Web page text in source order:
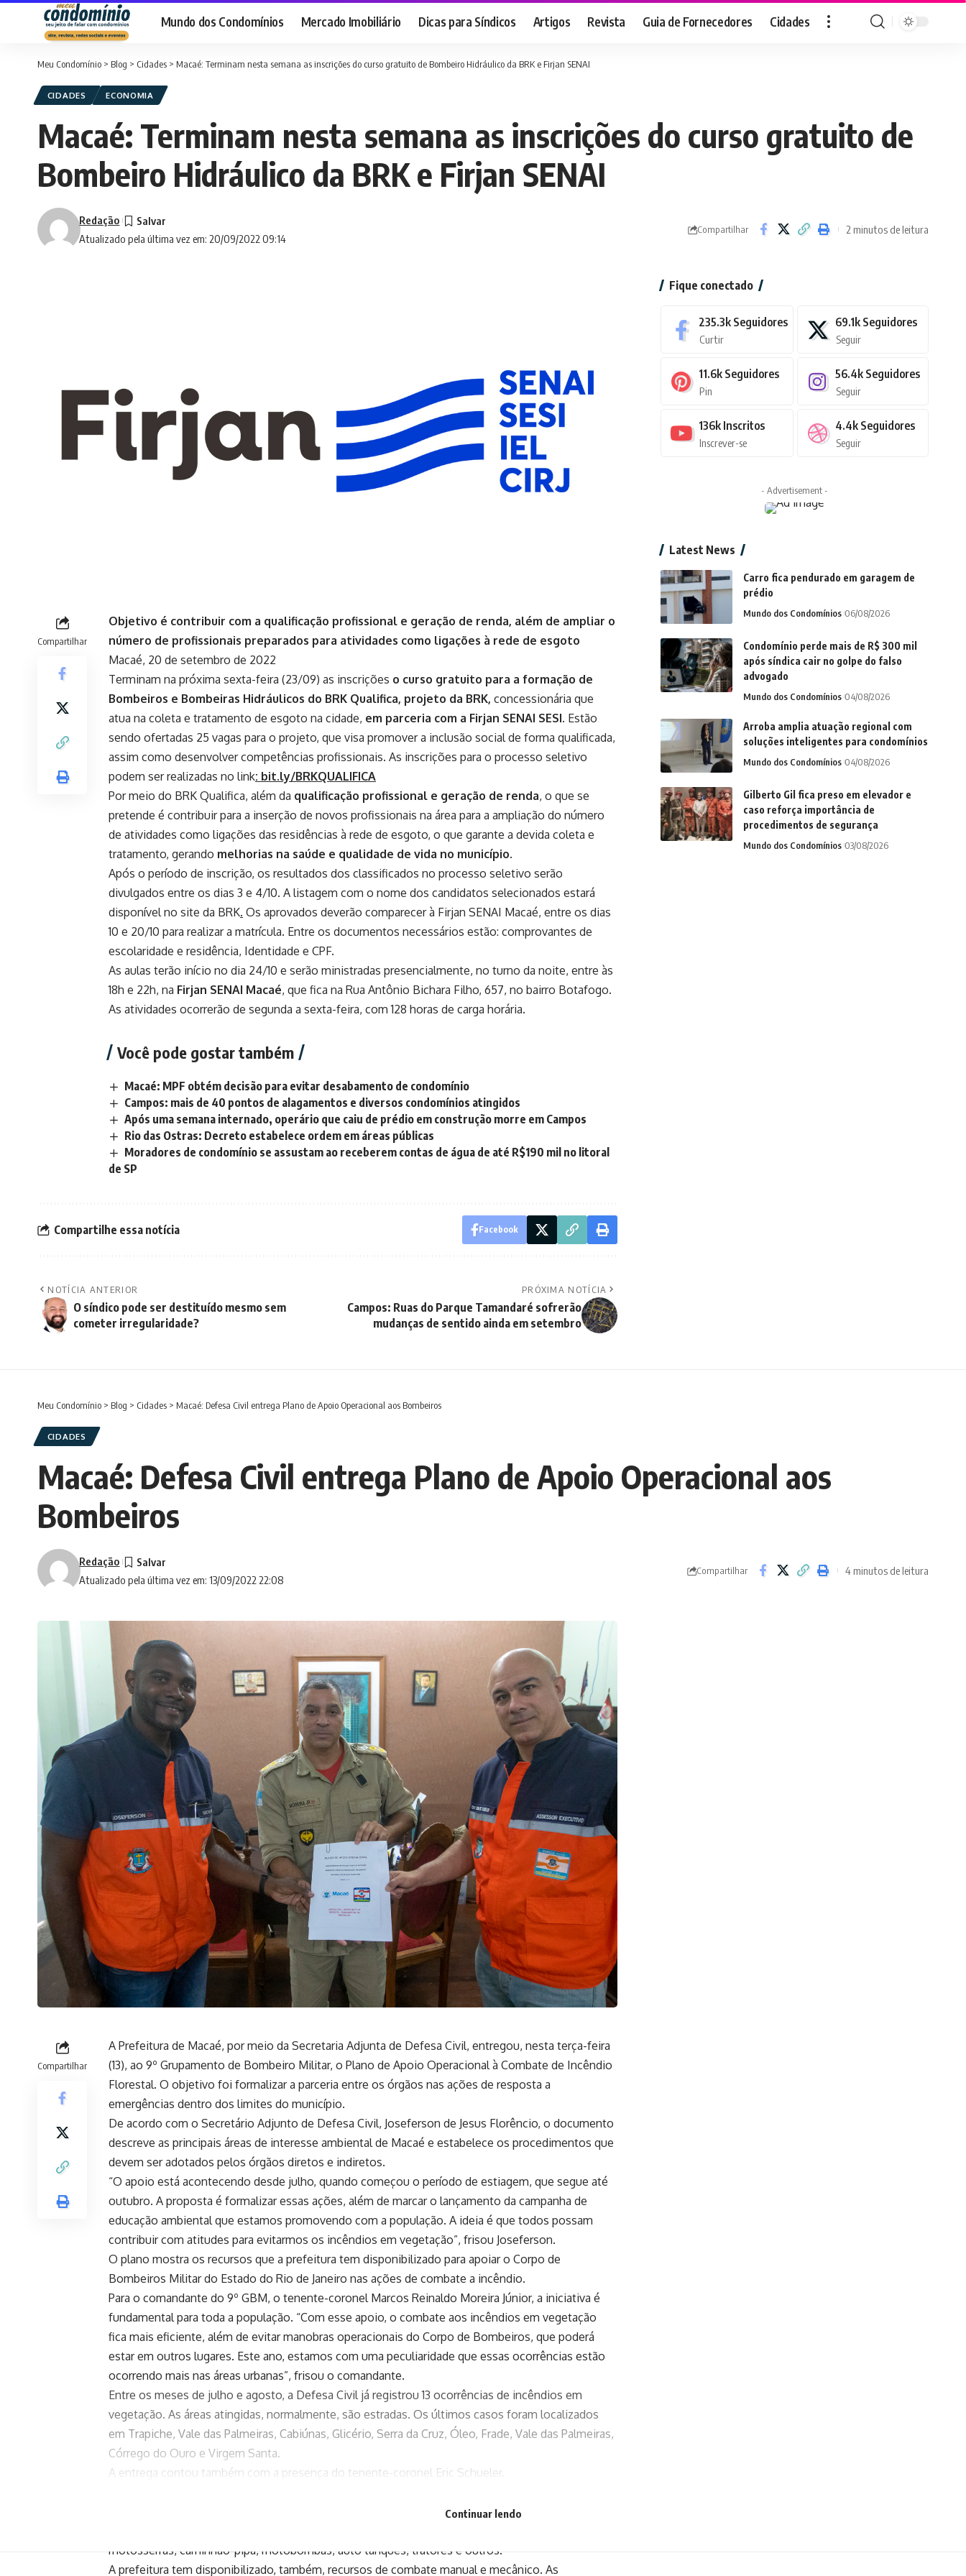
Mundo dos Condomínios Mercado Imobiliário Dicas para Síndicos Artigos Revista Guia de Fornecedores Cidades
Meu Condomínio > Blog > Cidades > Macaé: Terminam nesta semana as inscrições do curso gratuito de Bombeiro Hidráulico da BRK e Firjan SENAI
CIDADES ECONOMIA
Macaé: Terminam nesta semana as inscrições do curso gratuito de
Bombeiro Hidráulico da BRK e Firjan SENAI
Atualizado pela última vez em: 20/09/2022 09:14
Redação
Compartilhar 2 minutos de leitura
Compartilhar
Objetivo é contribuir com a qualificação profissional e geração de renda, além de ampliar o
número de profissionais preparados para atividades como ligações à rede de esgoto
Macaé, 20 de setembro de 2022
Terminam na próxima sexta-feira (23/09) as inscrições o curso gratuito para a formação de
Bombeiros e Bombeiras Hidráulicos do BRK Qualifica, projeto da BRK, concessionária que
atua na coleta e tratamento de esgoto na cidade, em parceria com a Firjan SENAI SESI. Estão
sendo ofertadas 25 vagas para o projeto, que visa promover a inclusão social de forma qualificada,
assim como desenvolver competências profissionais. As inscrições para o processo seletivo
podem ser realizadas no link: bit.ly/BRKQUALIFICA
Por meio do BRK Qualifica, além da qualificação profissional e geração de renda, o que se
pretende é contribuir para a inserção de novos profissionais na área para a ampliação do número
de atividades como ligações das residências à rede de esgoto, o que garante a devida coleta e
tratamento, gerando melhorias na saúde e qualidade de vida no município.
Após o período de inscrição, os resultados dos classificados no processo seletivo serão
divulgados entre os dias 3 e 4/10. A listagem com o nome dos candidatos selecionados estará
disponível no site da BRK. Os aprovados deverão comparecer à Firjan SENAI Macaé, entre os dias
10 e 20/10 para realizar a matrícula. Entre os documentos necessários estão: comprovantes de
escolaridade e residência, Identidade e CPF.
As aulas terão início no dia 24/10 e serão ministradas presencialmente, no turno da noite, entre às
18h e 22h, na Firjan SENAI Macaé, que fica na Rua Antônio Bichara Filho, 657, no bairro Botafogo.
As atividades ocorrerão de segunda a sexta-feira, com 128 horas de carga horária.
Você pode gostar também
Macaé: MPF obtém decisão para evitar desabamento de condomínio
Campos: mais de 40 pontos de alagamentos e diversos condomínios atingidos
Após uma semana internado, operário que caiu de prédio em construção morre em Campos
Rio das Ostras: Decreto estabelece ordem em áreas públicas
Moradores de condomínio se assustam ao receberem contas de água de até R$190 mil no litoral
de SP
Compartilhe essa notícia Facebook
NOTÍCIA ANTERIOR
O síndico pode ser destituído mesmo sem
cometer irregularidade?
PRÓXIMA NOTÍCIA
Campos: Ruas do Parque Tamandaré sofrerão
mudanças de sentido ainda em setembro
Fique conectado
235.3k Seguidores
Curtir
69.1k Seguidores
Seguir
11.6k Seguidores
Pin
56.4k Seguidores
Seguir
136k Inscritos
Inscrever-se
4.4k Seguidores
Seguir
- Advertisement -
Latest News
Carro fica pendurado em garagem de
prédio
Mundo dos Condomínios 06/08/2026
Condomínio perde mais de R$ 300 mil
após síndica cair no golpe do falso
advogado
Mundo dos Condomínios 04/08/2026
Arroba amplia atuação regional com
soluções inteligentes para condomínios
Mundo dos Condomínios 04/08/2026
Gilberto Gil fica preso em elevador e
caso reforça importância de
procedimentos de segurança
Mundo dos Condomínios 03/08/2026
Meu Condomínio > Blog > Cidades > Macaé: Defesa Civil entrega Plano de Apoio Operacional aos Bombeiros
CIDADES
Macaé: Defesa Civil entrega Plano de Apoio Operacional aos
Bombeiros
Atualizado pela última vez em: 13/09/2022 22:08
Redação
Compartilhar 4 minutos de leitura
Compartilhar
A Prefeitura de Macaé, por meio da Secretaria Adjunta de Defesa Civil, entregou, nesta terça-feira
(13), ao 9º Grupamento de Bombeiro Militar, o Plano de Apoio Operacional à Combate de Incêndio
Florestal. O objetivo foi formalizar a parceria entre os órgãos nas ações de resposta a
emergências dentro dos limites do município.
De acordo com o Secretário Adjunto de Defesa Civil, Joseferson de Jesus Florêncio, o documento
descreve as principais áreas de interesse ambiental de Macaé e estabelece os procedimentos que
devem ser adotados pelos órgãos diretos e indiretos.
“O apoio está acontecendo desde julho, quando começou o período de estiagem, que segue até
outubro. A proposta é formalizar essas ações, além de marcar o lançamento da campanha de
educação ambiental que estamos promovendo com a população. A ideia é que todos possam
contribuir com atitudes para evitarmos os incêndios em vegetação”, frisou Joseferson.
O plano mostra os recursos que a prefeitura tem disponibilizado para apoiar o Corpo de
Bombeiros Militar do Estado do Rio de Janeiro nas ações de combate a incêndio.
Para o comandante do 9º GBM, o tenente-coronel Marcos Reinaldo Moreira Júnior, a iniciativa é
fundamental para toda a população. “Com esse apoio, o combate aos incêndios em vegetação
fica mais eficiente, além de evitar manobras operacionais do Corpo de Bombeiros, que poderá
estar em outros lugares. Este ano, estamos com uma peculiaridade que essas ocorrências estão
ocorrendo mais nas áreas urbanas”, frisou o comandante.
Entre os meses de julho e agosto, a Defesa Civil já registrou 13 ocorrências de incêndios em
vegetação. As áreas atingidas, normalmente, são estradas. Os últimos casos foram localizados
em Trapiche, Vale das Palmeiras, Cabiúnas, Glicério, Serra da Cruz, Óleo, Frade, Vale das Palmeiras,
Córrego do Ouro e Virgem Santa.
A entrega contou também com a presença do tenente-coronel Eric Schueler.
O apoio operacional está sendo realizado com ferramentas como bombas costais (rígidas ou
motosserras, caminhão-pipa, motobombas, auto tanques, tratores e outros.
A prefeitura tem disponibilizado, também, recursos de combate manual e mecânico. As
Continuar lendo